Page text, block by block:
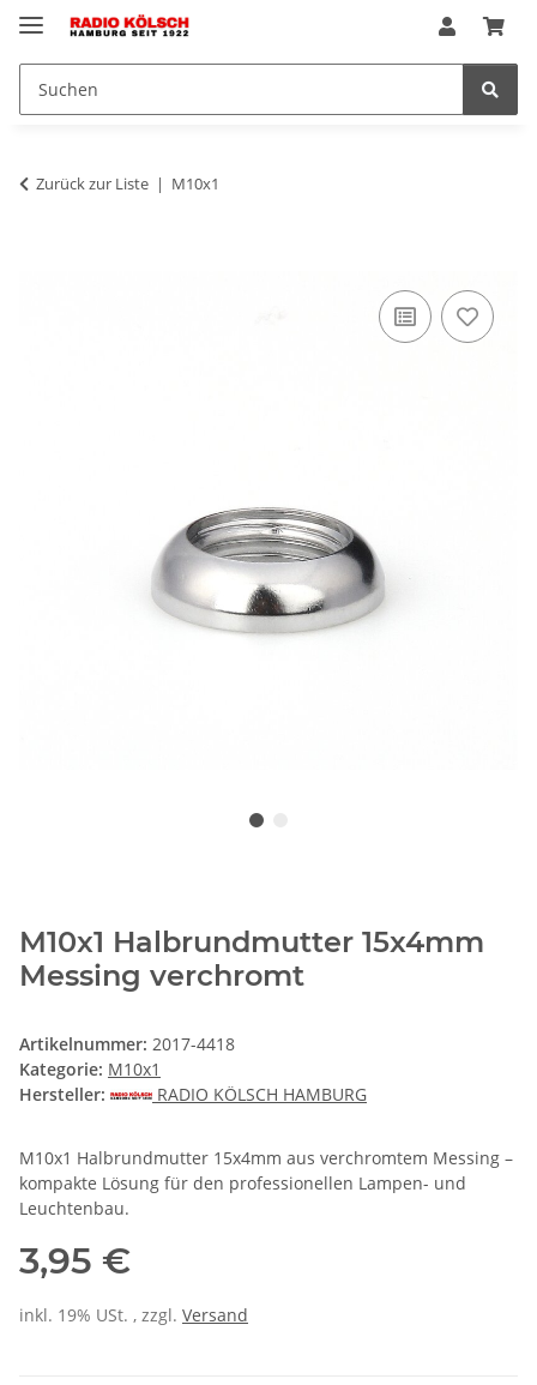
Zurück zur Liste M10x1
M10x1 Halbrundmutter 15x4mm
Messing verchromt
Artikelnummer: 2017-4418
Kategorie: M10x1
Hersteller:
RADIO KÖLSCH HAMBURG
M10x1 Halbrundmutter 15x4mm aus verchromtem Messing –
kompakte Lösung für den professionellen Lampen- und
Leuchtenbau.
3,95 €
inkl. 19% USt. , zzgl. Versand